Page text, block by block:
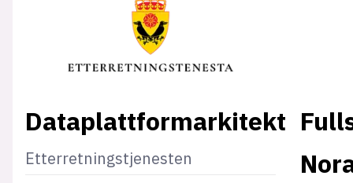
Dataplattformarkitekt
Etterretningstjenesten